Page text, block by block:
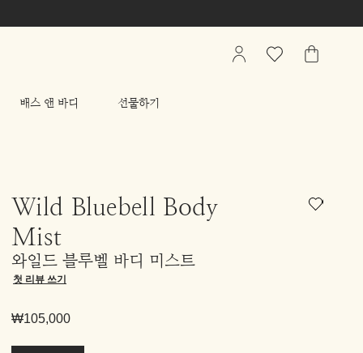
배스 앤 바디 선물하기
My
관
가
Wild Bluebell Body
Mist
와일드 블루벨 바디 미스트
첫 리뷰 쓰기
₩105,000